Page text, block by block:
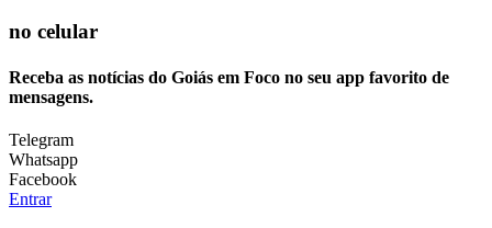
no celular
Receba as notícias do Goiás em Foco no seu app favorito de
mensagens.
Telegram
Whatsapp
Facebook
Entrar